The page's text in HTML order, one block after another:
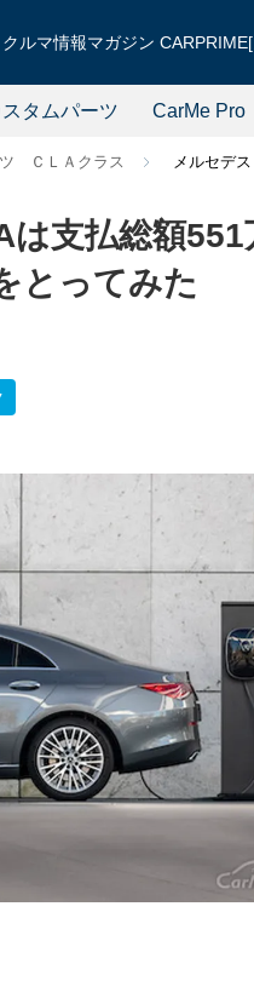
ルマ情報マガジン
スタムパーツ CarMe Pro
ＣＬＡクラス メルセデ
支払総額
とってみた